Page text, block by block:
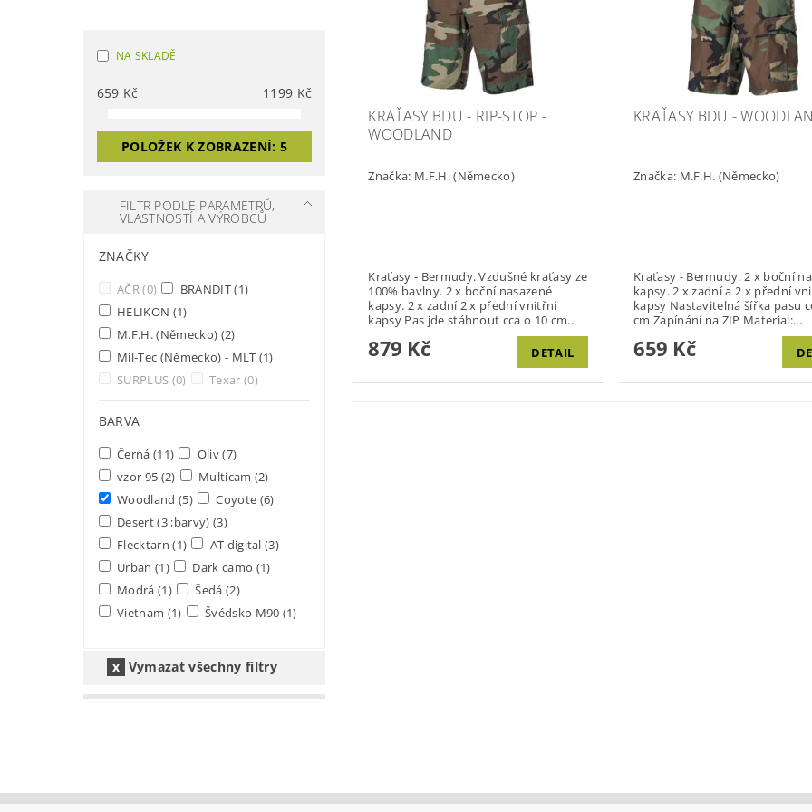
NA SKLADĚ
659 Kč 1199 Kč
POLOŽEK K ZOBRAZENÍ: 5
FILTR PODLE PARAMETRŮ,
VLASTNOSTÍ A VÝROBCŮ
ZNAČKY
AČR(0) BRANDIT(1)
HELIKON (1)
M.F.H. (Německo) (2)
Mil-Tec (Německo) - MLT (1)
SURPLUS (0) Texar (0)
BARVA
Černá(11) Oliv(7)
vzor 95 (2) Multicam (2)
Woodland (5) Coyote (6)
Desert (3 ;barvy) (3)
Flecktarn(1) AT digital(3)
Urban(1) Dark camo (1)
Modrá(1) Šedá (2)
Vietnam (1) Švédsko M90 (1)
Vymazat všechny filtry
KRAŤASY BDU - RIP-STOP -
WOODLAND
Značka: M.F.H. (Německo)
Kraťasy - Bermudy. Vzdušné kraťasy ze
100% bavlny. 2 x boční nasazené
kapsy. 2 x zadní 2 x přední vnitřní
kapsy Pas jde stáhnout cca o 10 cm...
879 Kč DETAIL
KRAŤASY BDU -
Značka: M.F.H. (Německo)
Kraťasy - Bermudy. 2 x boční nasazené
kapsy. 2 x zadní a 2 x přední vnitřní
kapsy Nastavitelná šířka pasu cca o 10
cm Zapínání na ZIP Material:...
659 Kč